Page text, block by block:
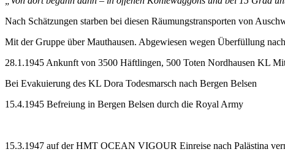
Nach Schätzungen starben bei diesen Räumungstransporten von
Mit der Gruppe über Mauthausen. Abgewiesen wegen Überfüllung
28.1.1945 Ankunft von 3500 Häftlingen, 500 Toten Nordhausen KL
Bei Evakuierung des KL Dora Todesmarsch nach Bergen Belsen
15.4.1945 Befreiung in Bergen Belsen durch die Royal Army
15.3.1947 auf der HMT OCEAN VIGOUR Einreise nach Palästina